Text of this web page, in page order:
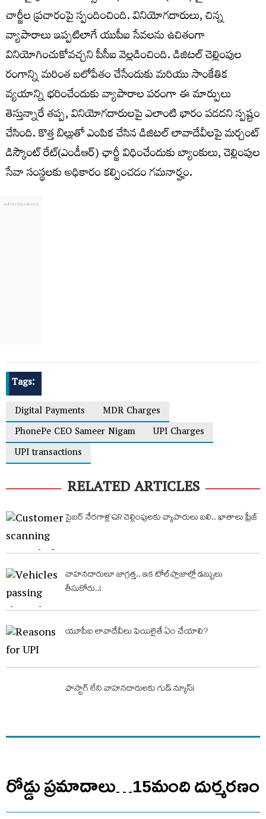
చార్జీల ప్రచారంపై స్పందించింది. వినియోగదారులు, చిన్న
వ్యాపారాలు ఇప్పటిలాగే యుపీఐ సేవలను ఉచితంగా
వినియోగించుకోవచ్చని పీసీఐ వెల్లడించింది. డిజిటల్ చెల్లింపుల
రంగాన్ని మరింత బలోపేతం చేసేందుకు మరియు సాంకేతిక
వ్యయాన్ని భరించేందుకు వ్యాపారాల పరంగా ఈ మార్పులు
తెస్తున్నారే తప్ప, వినియోగదారులపై ఎలాంటి భారం పడదని స్పష్టం
చేసింది. కొత్త బిల్లుతో ఎంపిక చేసిన డిజిటల్‌ లావాదేవీలపై మర్చంట్‌
డిస్కౌంట్‌ రేట్‌(ఎండీఆర్‌) ఛార్జీ విధించేందుకు బ్యాంకులు, చెల్లింపుల
సేవా సంస్థలకు అధికారం కల్పించడం గమనార్హం.
Tags:
Digital Payments
MDR Charges
PhonePe CEO Sameer Nigam
UPI Charges
UPI transactions
RELATED ARTICLES
సైబర్‌ నేరగాళ్ల QR చెల్లింపులకు వ్యాపారులు బలి.. ఖాతాలు ఫ్రీజ్‌
వాహనదారులూ జాగ్రత్త.. ఇక టోల్​ప్లాజాల్లో డబ్బులు
తీసుకోరు..!
యూపీఐ లావాదేవీలు ఫెయిలైతే ఏం చేయాలి?
ఫాస్టాగ్‌ లేని వాహనదారులకు గుడ్ న్యూస్!
రోడ్డు ప్రమాదాలు…15మంది దుర్మరణం